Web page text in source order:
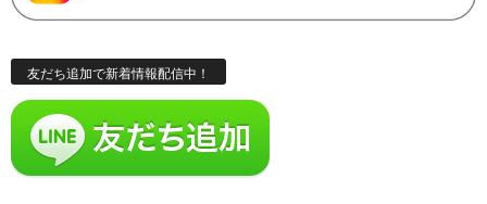
友だち追加で新着情報配信中！